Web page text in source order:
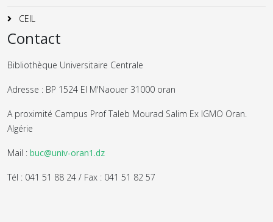
CEIL
Contact
Bibliothèque Universitaire Centrale
Adresse : BP 1524 El M'Naouer 31000 oran
A proximité Campus Prof Taleb Mourad Salim Ex IGMO Oran.
Algérie
Mail : buc@univ-oran1.dz
Tél : 041 51 88 24 / Fax : 041 51 82 57